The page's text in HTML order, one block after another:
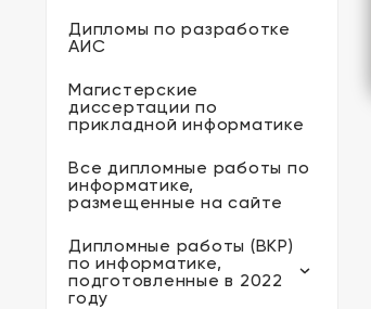
Дипломы по разработке
АИС
Магистерские
диссертации по
прикладной информатике
Все дипломные работы по
информатике,
размещенные на сайте
Дипломные работы (ВКР)
по информатике,
подготовленные в 2022
году